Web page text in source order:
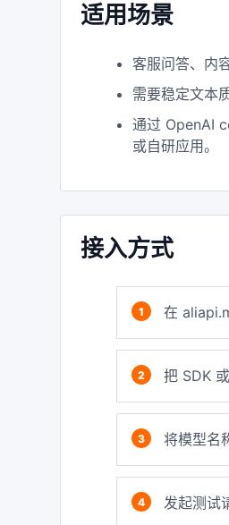
适用场景
客服问答、内
需要稳定文本
通过 OpenAI
或自研应用。
接入方式
在
把 SDK
将模型名
发起测试